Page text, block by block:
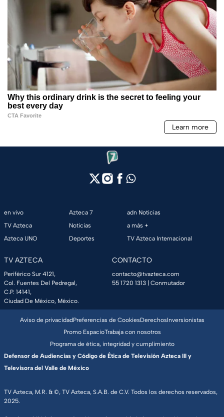
en vivo
TV Azteca
Azteca UNO
Azteca 7
Noticias
Deportes
adn Noticias
a más +
TV Azteca Internacional
TV AZTECA
Periférico Sur 4121,
Col. Fuentes Del Pedregal,
C.P. 14141,
Ciudad De México, México.
CONTACTO
contacto@tvazteca.com
55 1720 1313 | Conmutador
TV Azteca, M.R. & ©, TV Azteca, S.A.B. de C.V. Todos los derechos reservados,
2025.
Aviso de privacidadPreferencias de CookiesDerechosInversionistas
Promo EspacioTrabaja con nosotros
Programa de ética, integridad y cumplimiento
Defensor de Audiencias y Código de Ética de Televisión Azteca III y
Televisora del Valle de México